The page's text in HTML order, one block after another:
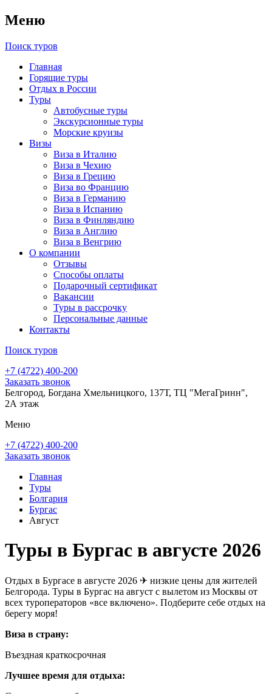
Меню
Поиск туров
Главная
Горящие туры
Отдых в России
Туры
Автобусные туры
Экскурсионные туры
Морские круизы
Визы
Виза в Италию
Виза в Чехию
Виза в Грецию
Виза во Францию
Виза в Германию
Виза в Испанию
Виза в Финляндию
Виза в Англию
Виза в Венгрию
О компании
Отзывы
Способы оплаты
Подарочный сертификат
Вакансии
Туры в рассрочку
Персональные данные
Контакты
Поиск туров
+7 (4722) 400-200
Заказать звонок
Белгород, Богдана Хмельницкого, 137Т, ТЦ "МегаГринн",
2А этаж
Меню
+7 (4722) 400-200
Заказать звонок
Главная
Туры
Болгария
Бургас
Август
Туры в Бургас в августе 2026
Отдых в Бургасе в августе 2026 ✈ низкие цены для жителей
Белгорода. Туры в Бургас на август с вылетом из Москвы от
всех туроператоров «все включено». Подберите себе отдых на
берегу моря!
Виза в страну:
Въездная краткосрочная
Лучшее время для отдыха: